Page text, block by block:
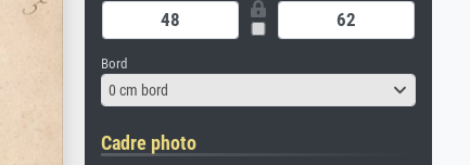
Bord
0 cm bord
Cadre photo